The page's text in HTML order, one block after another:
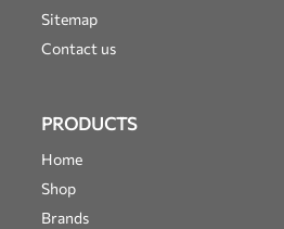
Sitemap
Contact us
PRODUCTS
Home
Shop
Brands